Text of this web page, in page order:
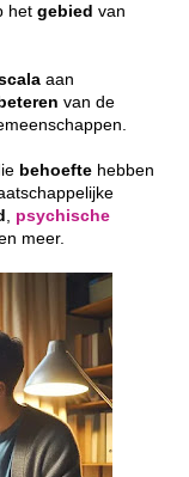
het gebied van
aan
van de
behoefte hebben
psychische
meer.